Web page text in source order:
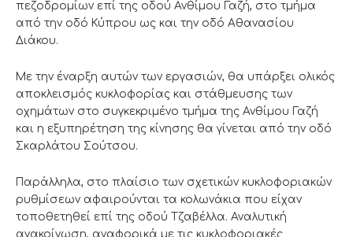
πεζοδρομίων επί της οδού Ανθίμου Γαζή, στο τμήμα
από την οδό Κύπρου ως και την οδό Αθανασίου
Διάκου.
Με την έναρξη αυτών των εργασιών, θα υπάρξει ολικός
αποκλεισμός κυκλοφορίας και στάθμευσης των
οχημάτων στο συγκεκριμένο τμήμα της Ανθίμου Γαζή
και η εξυπηρέτηση της κίνησης θα γίνεται από την οδό
Σκαρλάτου Σούτσου.
Παράλληλα, στο πλαίσιο των σχετικών κυκλοφοριακών
ρυθμίσεων αφαιρούνται τα κολωνάκια που είχαν
τοποθετηθεί επί της οδού Τζαβέλλα. Αναλυτική
ανακοίνωση, αναφορικά με τις κυκλοφοριακές